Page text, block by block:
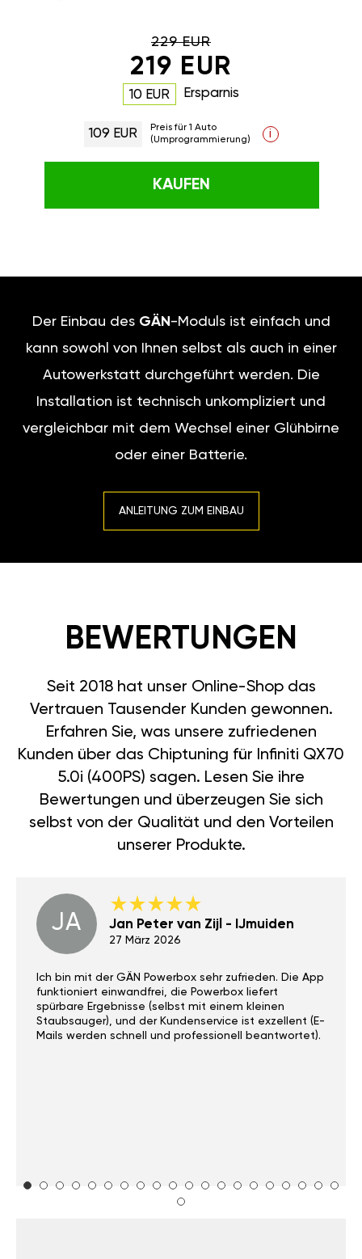
229 EUR
219 EUR
10 EUR Ersparnis
109 EUR
Preis für 1 Auto
(Umprogrammierung)
i
KAUFEN
Der Einbau des GÄN -Moduls ist einfach und
kann sowohl von Ihnen selbst als auch in einer
Autowerkstatt durchgeführt werden. Die
Installation ist technisch unkompliziert und
vergleichbar mit dem Wechsel einer Glühbirne
oder einer Batterie.
ANLEITUNG ZUM EINBAU
BEWERTUNGEN
Seit 2018 hat unser Online-Shop das
Vertrauen Tausender Kunden gewonnen.
Erfahren Sie, was unsere zufriedenen
Kunden über das Chiptuning für Infiniti QX70
5.0i (400PS) sagen. Lesen Sie ihre
Bewertungen und überzeugen Sie sich
selbst von der Qualität und den Vorteilen
unserer Produkte.
JA Jan Peter van Zijl - IJmuiden
27 März 2026
Ich bin mit der GÄN Powerbox sehr zufrieden. Die App
funktioniert einwandfrei, die Powerbox liefert
spürbare Ergebnisse (selbst mit einem kleinen
Staubsauger), und der Kundenservice ist exzellent (E-
Mails werden schnell und professionell beantwortet).